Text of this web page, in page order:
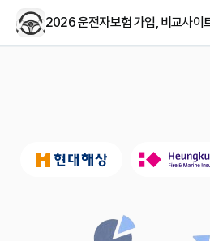
2026 운전자보험 가입, 비교사이